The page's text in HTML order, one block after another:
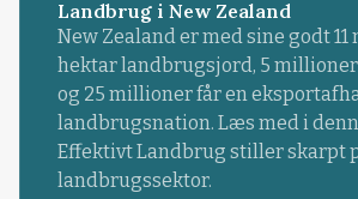
Landbrug i New Zealand
New Zealand er med sine godt
hektar landbrugsjord, 5
og 25 millioner får en
landbrugsnation. Læs med i
Effektivt Landbrug stiller skarpt
landbrugssektor.